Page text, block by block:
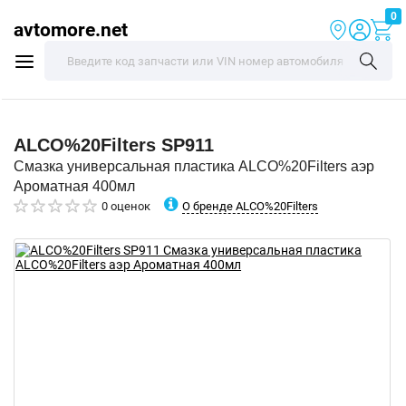
avtomore.net
0
ALCO%20Filters SP911
Смазка универсальная пластика ALCO%20Filters аэр
Ароматная 400мл
0 оценок О бренде ALCO%20Filters